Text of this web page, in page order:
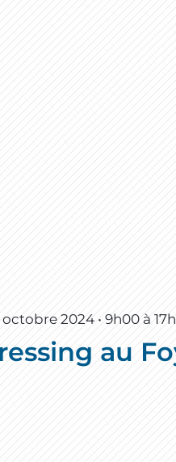
2024 • 9h00 à
au